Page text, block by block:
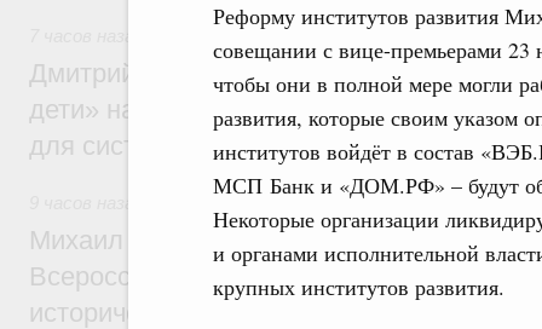
Реформу институтов развития
совещании с вице-премьерами 23
чтобы они в полной мере могли
развития, которые своим указом
институтов войдёт в состав
МСП Банк и «ДОМ.РФ» – будут
Некоторые организации
и органами исполнительной
крупных институтов развития.
Молодёжная политика
Дмитрий Чернышенко: В рамках
дети» на форуме «Машук» будут
для системы образования России
Экономика городов. Городская среда
Михаил Мишустин принял участие в
Всероссийского форума «Развитие
исторических поселений»